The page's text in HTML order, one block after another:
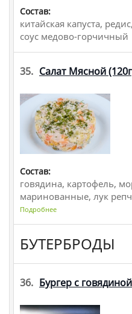
Состав:
китайская капуста,
соус медово-горчичный
35. Салат Мясной
Состав:
говядина, картофель,
маринованные, лук
Подробнее
БУТЕРБРОДЫ
36. Бургер с говядиной